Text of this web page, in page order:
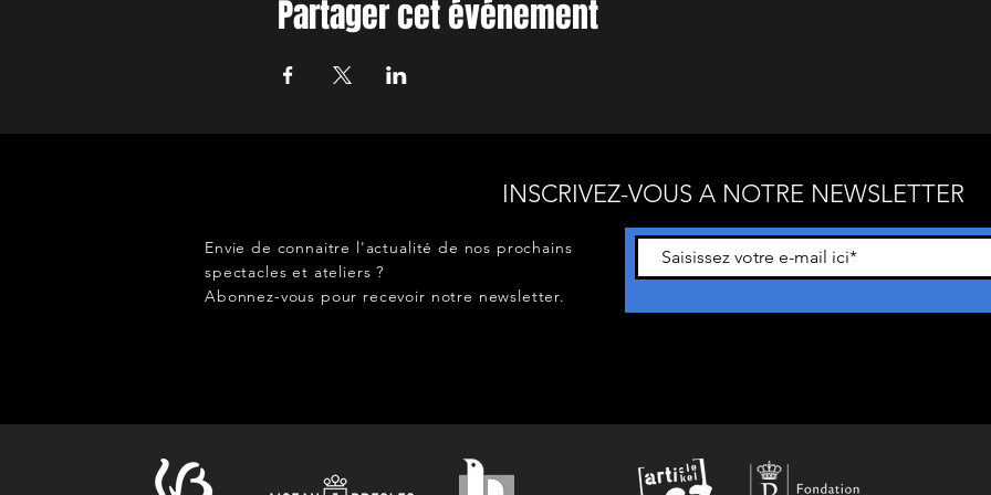
Partager cet événement
INSCRIVEZ-VOUS A NOTRE NEWSLETTER
Envie de connaitre l'actualité de nos prochains
spectacles et ateliers ?
Abonnez-vous pour recevoir notre newsletter.